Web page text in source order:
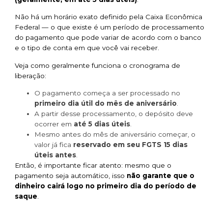
Não há um horário exato definido pela Caixa Econômica
Federal — o que existe é um período de processamento
do pagamento que pode variar de acordo com o banco
e o tipo de conta em que você vai receber.
Veja como geralmente funciona o cronograma de
liberação:
O pagamento começa a ser processado no
primeiro dia útil do mês de aniversário
A partir desse processamento, o depósito deve
ocorrer em até 5 dias úteis
Mesmo antes do mês de aniversário começar, o
valor já fica reservado em seu FGTS 15 dias
úteis antes
Então, é importante ficar atento: mesmo que o
pagamento seja automático, isso não garante que o
dinheiro cairá logo no primeiro dia do período de
saque